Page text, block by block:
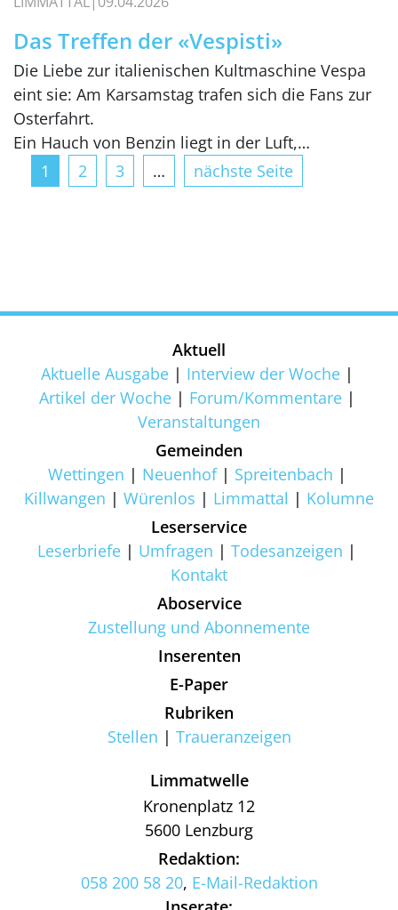
Das Treffen der «Vespisti»
Die Liebe zur italienischen Kultmaschine Vespa
eint sie: Am Karsamstag trafen sich die Fans zur
Osterfahrt.
Ein Hauch von Benzin liegt in der Luft,…
1
2 3 … nächste Seite
Aktuell
Aktuelle Ausgabe
Interview der Woche
Artikel der Woche
Forum/Kommentare
Veranstaltungen
Gemeinden
Wettingen
Neuenhof
Spreitenbach
Killwangen
Würenlos Limmattal
Kolumne
Leserservice
Leserbriefe
Umfragen
Todesanzeigen
Kontakt
Aboservice
Zustellung und Abonnemente
Inserenten
E-Paper
Rubriken
Stellen
Traueranzeigen
Limmatwelle
Kronenplatz 12
5600 Lenzburg
Redaktion:
058 200 58 20, E-Mail-Redaktion